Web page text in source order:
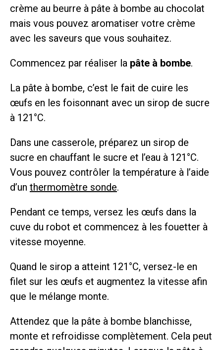
crème au beurre à pâte à bombe au chocolat
mais vous pouvez aromatiser votre crème
avec les saveurs que vous souhaitez.
Commencez par réaliser la pâte à bombe.
La pâte à bombe, c’est le fait de cuire les
œufs en les foisonnant avec un sirop de sucre
à 121°C.
Dans une casserole, préparez un sirop de
sucre en chauffant le sucre et l’eau à 121°C.
Vous pouvez contrôler la température à l’aide
d’un thermomètre sonde.
Pendant ce temps, versez les œufs dans la
cuve du robot et commencez à les fouetter à
vitesse moyenne.
Quand le sirop a atteint 121°C, versez-le en
filet sur les œufs et augmentez la vitesse afin
que le mélange monte.
Attendez que la pâte à bombe blanchisse,
monte et refroidisse complètement. Cela peut